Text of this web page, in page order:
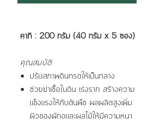
คากิ : 200 กรัม (40 กรัม x 5 ซอง)
คุณสมบัติ
ปรับสภาพดินกรดให้เป็นกลาง
ช่วยฆ่าเชื้อในดิน เร่งราก สร้างความ
แข็งแรงให้กับต้นพืช ผลผลิตสูงเพิ่ม
ผิวของผักอและผลไม้ให้มีความหนา